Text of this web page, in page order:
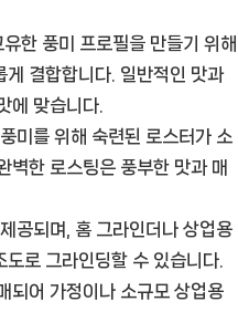
한 풍미 프로필을 만들기 위해
결합합니다. 일반적인 맛과
에 맞습니다.
미를 위해 숙련된 로스터가 소
벽한 로스팅은 풍부한 맛과 매
공되며, 홈 그라인더나 상업용
로 그라인딩할 수 있습니다.
되어 가정이나 소규모 상업용